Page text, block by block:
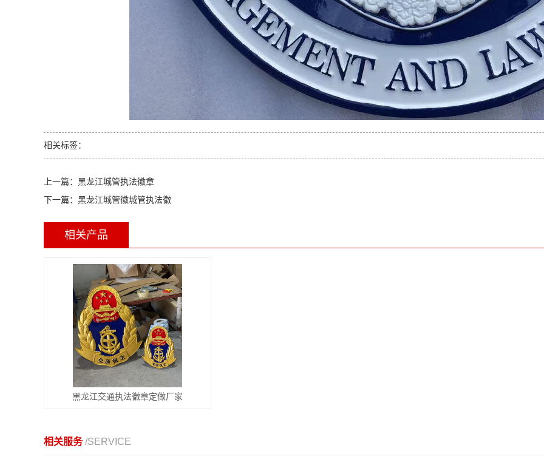
相关标签：
上一篇： 黑龙江城管执法徽章
下一篇： 黑龙江城管徽城管执法徽
相关产品
黑龙江交通执法徽章定做厂家
相关服务/SERVICE